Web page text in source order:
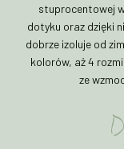
stuprocentowej
dotyku oraz dzięki
dobrze izoluje od
kolorów, aż 4
ze